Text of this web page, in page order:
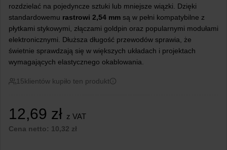
rozdzielać na pojedyncze sztuki lub mniejsze wiązki. Dzięki
standardowemu rastrowi 2,54 mm są w pełni kompatybilne z
płytkami stykowymi, złączami goldpin oraz popularnymi modułami
elektronicznymi. Dłuższa długość przewodów sprawia, że
świetnie sprawdzają się w większych układach i projektach
wymagających elastycznego okablowania.
15klientów kupiło ten produkt
12,69 zł z VAT
Cena netto: 10,32 zł